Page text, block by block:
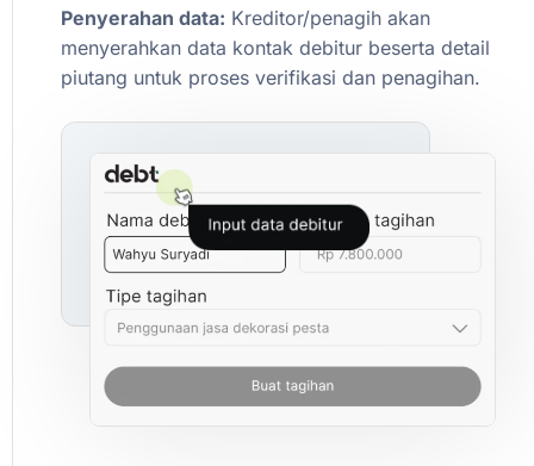
Penyerahan data: Kreditor/penagih akan
menyerahkan data kontak debitur beserta detail
piutang untuk proses verifikasi dan penagihan.